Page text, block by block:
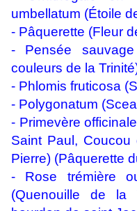
umbellatum (Étoile
- Pâquerette (Fleur
- Pensée
couleurs de la
- Phlomis fruticosa
- Polygonatum
- Primevère
Saint Paul,
Pierre) (Pâquerette
- Rose trémière
(Quenouille de la